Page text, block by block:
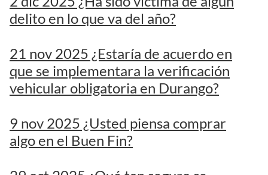
delito en lo que va del año?
21 nov 2025 ¿Estaría de acuerdo en
que se implementara la verificación
vehicular obligatoria en Durango?
9 nov 2025 ¿Usted piensa comprar
algo en el Buen Fin?